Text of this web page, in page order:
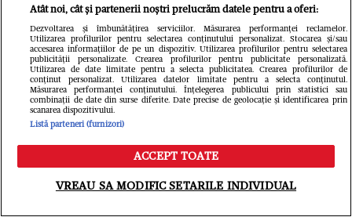
Citește în continuare
Meniu Caută
Atât noi, cât și partenerii noștri prelucrăm datele pentru a oferi:
Dezvoltarea și îmbunătățirea serviciilor. Măsurarea performanței reclamelor.
Utilizarea profilurilor pentru selectarea conținutului personalizat. Stocarea și/sau
accesarea informațiilor de pe un dispozitiv. Utilizarea profilurilor pentru selectarea
publicității personalizate. Crearea profilurilor pentru publicitate personalizată.
Utilizarea de date limitate pentru a selecta publicitatea. Crearea profilurilor de
conținut personalizat. Utilizarea datelor limitate pentru a selecta conținutul.
Măsurarea performanței conținutului. Înțelegerea publicului prin statistici sau
combinații de date din surse diferite. Date precise de geolocație și identificarea prin
scanarea dispozitivului.
Listă parteneri (furnizori)
ACCEPT TOATE
VREAU SA MODIFIC SETARILE INDIVIDUAL